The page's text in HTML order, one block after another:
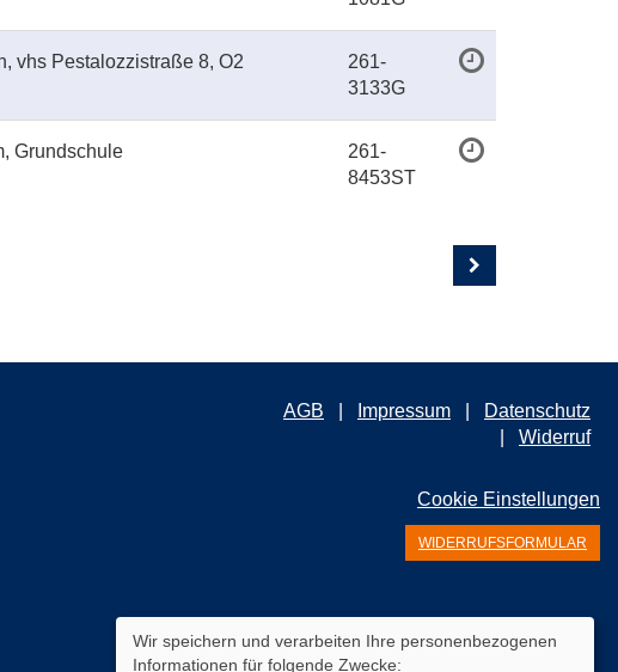
vhs Pestalozzistraße 8, O2
261-
3133G
Grundschule
261-
8453ST
AGB Impressum
Datenschutz
Widerruf
Cookie Einstellungen
WIDERRUFSFORMULAR
Wir speichern und verarbeiten Ihre personenbezogenen
Informationen für folgende Zwecke: